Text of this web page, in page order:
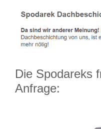
Die Spodareks
Anfrage: